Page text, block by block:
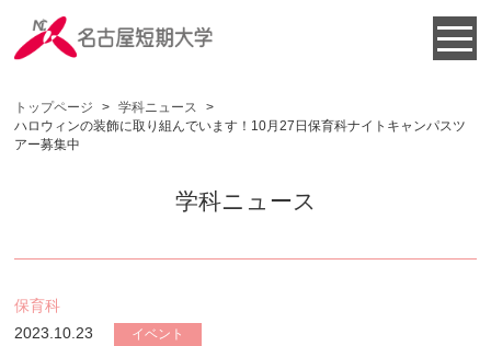
トップページ > 学科ニュース
>
ハロウィンの装飾に取り組んでいます！10月27日保育科ナイトキャンパスツ
アー募集中
学科ニュース
保育科
2023.10.23
イベント